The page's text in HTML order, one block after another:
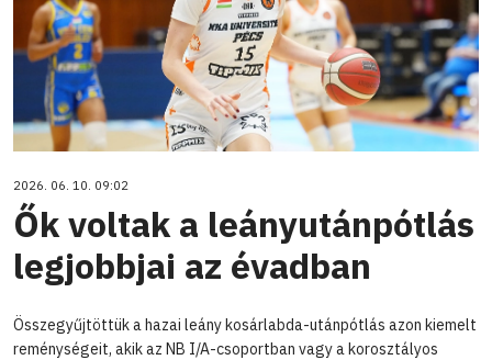
2026. 06. 10. 09:02
Ők voltak a leányutánpótlás
legjobbjai az évadban
Összegyűjtöttük a hazai leány kosárlabda-utánpótlás azon kiemelt
reménységeit, akik az NB I/A-csoportban vagy a korosztályos